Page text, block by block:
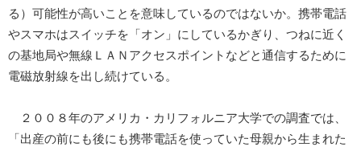
る）可能性が高いことを意味しているのではないか。携帯電話
やスマホはスイッチを「オン」にしているかぎり、つねに近く
の基地局や無線ＬＡＮアクセスポイントなどと通信するために
電磁放射線を出し続けている。
２００８年のアメリカ・カリフォルニア大学での調査では、
「出産の前にも後にも携帯電話を使っていた母親から生まれた